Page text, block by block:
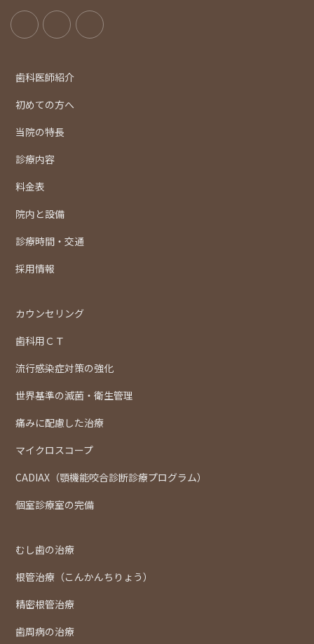
歯科医師紹介
初めての方へ
当院の特長
診療内容
料金表
院内と設備
診療時間・交通
採用情報
カウンセリング
歯科用ＣＴ
流行感染症対策の強化
世界基準の滅菌・衛生管理
痛みに配慮した治療
マイクロスコープ
CADIAX（顎機能咬合診断診療プログラム）
個室診療室の完備
むし歯の治療
根管治療（こんかんちりょう）
精密根管治療
歯周病の治療